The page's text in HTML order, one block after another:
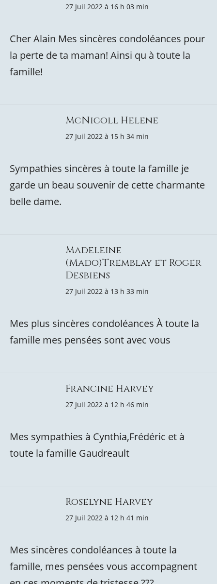
27 Juil 2022 à 16 h 03 min
Cher Alain Mes sincères condoléances pour
la perte de ta maman! Ainsi qu à toute la
famille!
McNicoll Helene
27 Juil 2022 à 15 h 34 min
Sympathies sincères à toute la famille je
garde un beau souvenir de cette charmante
belle dame.
Madeleine
(Mado)Tremblay et Roger
Desbiens
27 Juil 2022 à 13 h 33 min
Mes plus sincères condoléances À toute la
famille mes pensées sont avec vous
Francine Harvey
27 Juil 2022 à 12 h 46 min
Mes sympathies à Cynthia,Frédéric et à
toute la famille Gaudreault
Roselyne Harvey
27 Juil 2022 à 12 h 41 min
Mes sincères condoléances à toute la
famille, mes pensées vous accompagnent